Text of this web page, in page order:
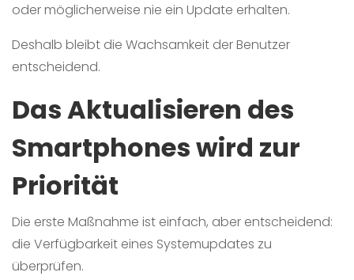
oder möglicherweise nie ein Update erhalten.
Deshalb bleibt die Wachsamkeit der Benutzer
entscheidend.
Das Aktualisieren des
Smartphones wird zur
Priorität
Die erste Maßnahme ist einfach, aber entscheidend:
die Verfügbarkeit eines Systemupdates zu
überprüfen.